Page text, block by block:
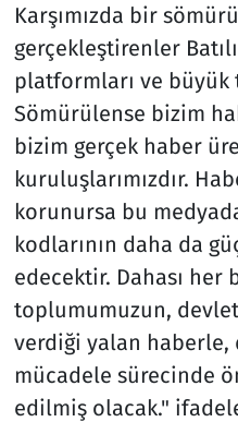
Karşımızda bir
gerçekleştirenler
platformları ve
Sömürülense bizim
bizim gerçek haber
kuruluşlarımızdır.
korunursa bu
kodlarının daha da
edecektir. Dahası her
toplumumuzun,
verdiği yalan haberle,
mücadele sürecinde
edilmiş olacak."